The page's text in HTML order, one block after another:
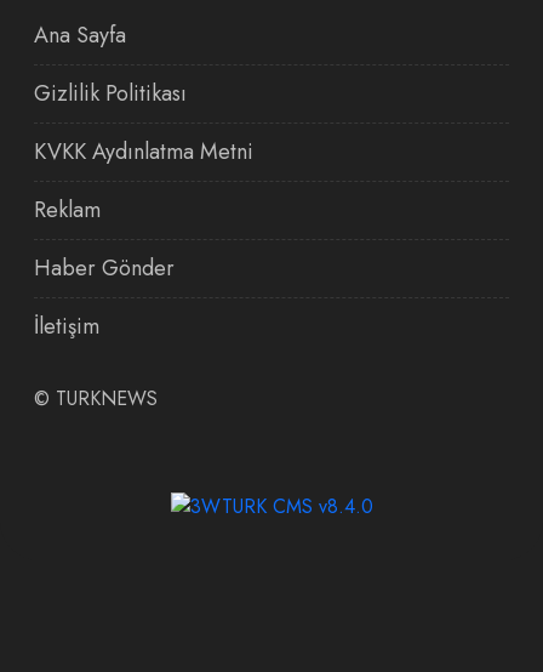
Ana Sayfa
Gizlilik Politikası
KVKK Aydınlatma Metni
Reklam
Haber Gönder
İletişim
© TURKNEWS